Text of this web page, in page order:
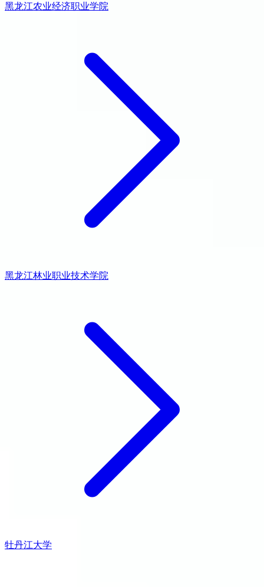
黑龙江农业经济职业学院
黑龙江林业职业技术学院
牡丹江大学